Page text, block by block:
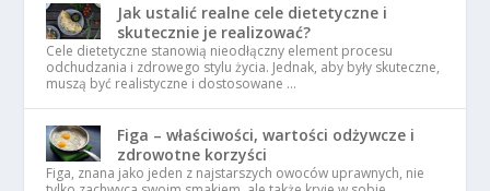
Jak ustalić realne cele dietetyczne i
skutecznie je realizować?
Cele dietetyczne stanowią nieodłączny element procesu
odchudzania i zdrowego stylu życia. Jednak, aby były skuteczne,
muszą być realistyczne i dostosowane …
Figa – właściwości, wartości odżywcze i
zdrowotne korzyści
Figa, znana jako jeden z najstarszych owoców uprawnych, nie